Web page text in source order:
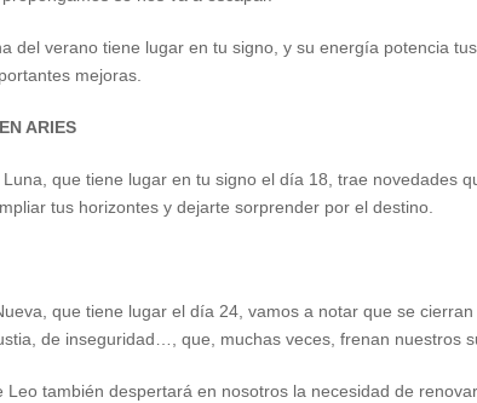
del verano tiene lugar en tu signo, y su energía potencia
mejoras.
ARIES
que tiene lugar en tu signo el día 18, trae novedades
tus horizontes y dejarte sorprender por el destino.
que tiene lugar el día 24, vamos a notar que se
de inseguridad…, que, muchas veces, frenan nuestros
Leo también despertará en nosotros la necesidad de